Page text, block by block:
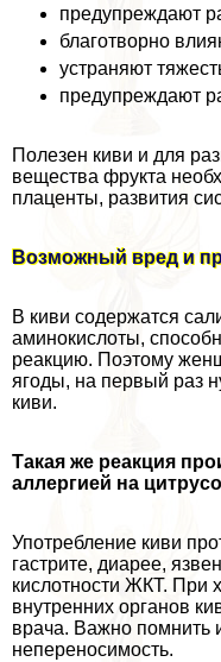
предупреждают
благотворно
устраняют
предупреждают
Полезен киви и для
вещества фрукта
плаценты, развития
Возможный вред и
В киви содержатся
аминокислоты,
реакцию. Поэтому
ягоды, на первый раз
киви.
Такая же реакция
аллергией на
Употрeбление киви
гастрите, диарее,
кислотности ЖКТ. При
внутренних органов
врача. Важно помнить
непереносимость.